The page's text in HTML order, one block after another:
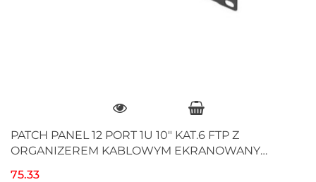
PATCH PANEL 12 PORT 1U 10" KAT.6 FTP Z
ORGANIZEREM KABLOWYM EKRANOWANY
75.33